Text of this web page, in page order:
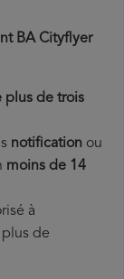
BA Cityflyer
plus de trois
notification ou
moins de 14
à
de